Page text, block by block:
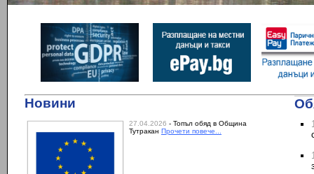
Новини
27.04.2026 - Топъл обяд в Община
Тутракан Прочети повече...